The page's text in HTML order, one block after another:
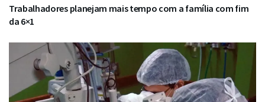
Trabalhadores planejam mais tempo com a família com fim
da 6×1